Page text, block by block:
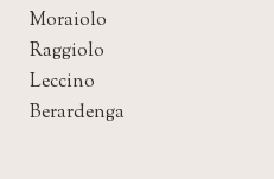
Moraiolo
Raggiolo
Leccino
Berardenga